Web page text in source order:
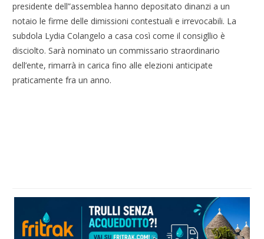
presidente dell”assemblea hanno depositato dinanzi a un
notaio le firme delle dimissioni contestuali e irrevocabili. La
subdola Lydia Colangelo a casa così come il consigllio è
disciolto. Sarà nominato un commissario straordinario
dell’ente, rimarrà in carica fino alle elezioni anticipate
praticamente fra un anno.